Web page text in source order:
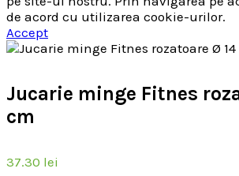
de acord cu utilizarea cookie-urilor.
Accept
Jucarie minge Fitnes
cm
37.30 lei